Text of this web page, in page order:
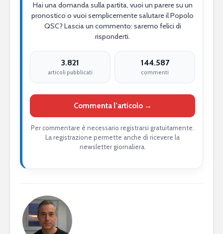
Hai una domanda sulla partita, vuoi un parere su un
pronostico o vuoi semplicemente salutare il Popolo
QSC? Lascia un commento: saremo felici di
risponderti.
3.821
articoli pubblicati
144.587
commenti
Commenta l’articolo →
Per commentare è necessario registrarsi gratuitamente.
La registrazione permette anche di ricevere la
newsletter giornaliera.